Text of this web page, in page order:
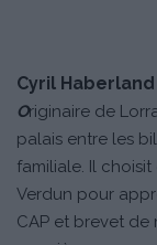
Cyril Haberland
Originaire de
palais entre les
familiale. Il
Verdun pour
CAP et brevet de